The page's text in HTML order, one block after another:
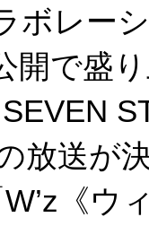
ボレー
開で盛
放送が
《ウ